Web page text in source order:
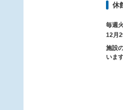
休
毎週
12月
施設
います